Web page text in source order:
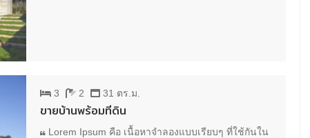
3 2 31 ตร.ม.
ขายบ้านพร้อมที่ดิน
Lorem Ipsum คือ เนื้อหาจำลองแบบเรียบๆ ที่ใช้กันใน